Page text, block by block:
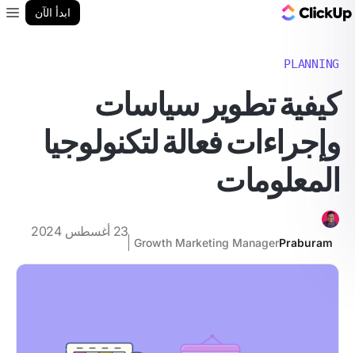
ابدأ الآن
PLANNING
كيفية تطوير سياسات
وإجراءات فعالة لتكنولوجيا
المعلومات
Praburam
Growth Marketing Manager
23 أغسطس 2024